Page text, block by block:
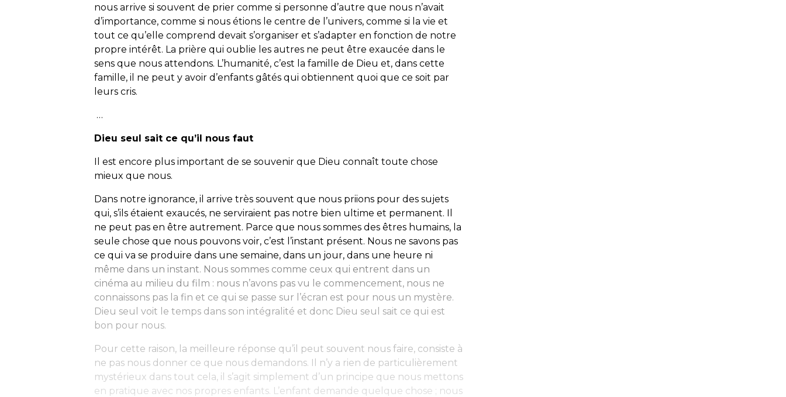
nous arrive si souvent de prier comme si personne d’autre que nous n’avait
d’importance, comme si nous étions le centre de l’univers, comme si la vie et
tout ce qu’elle comprend devait s’organiser et s’adapter en fonction de notre
propre intérêt. La prière qui oublie les autres ne peut être exaucée dans le
sens que nous attendons. L’humanité, c’est la famille de Dieu et, dans cette
famille, il ne peut y avoir d’enfants gâtés qui obtiennent quoi que ce soit par
leurs cris.
…
Dieu seul sait ce qu’il nous faut
Il est encore plus important de se souvenir que Dieu connaît toute chose
mieux que nous.
Dans notre ignorance, il arrive très souvent que nous priions pour des sujets
qui, s’ils étaient exaucés, ne serviraient pas notre bien ultime et permanent. Il
ne peut pas en être autrement. Parce que nous sommes des êtres humains, la
seule chose que nous pouvons voir, c’est l’instant présent. Nous ne savons pas
ce qui va se produire dans une semaine, dans un jour, dans une heure ni
même dans un instant. Nous sommes comme ceux qui entrent dans un
cinéma au milieu du film : nous n’avons pas vu le commencement, nous ne
connaissons pas la fin et ce qui se passe sur l’écran est pour nous un mystère.
Dieu seul voit le temps dans son intégralité et donc Dieu seul sait ce qui est
bon pour nous.
Pour cette raison, la meilleure réponse qu’il peut souvent nous faire, consiste à
ne pas nous donner ce que nous demandons. Il n’y a rien de particulièrement
mystérieux dans tout cela, il s’agit simplement d’un principe que nous mettons
en pratique avec nos propres enfants. L’enfant demande quelque chose ; nous